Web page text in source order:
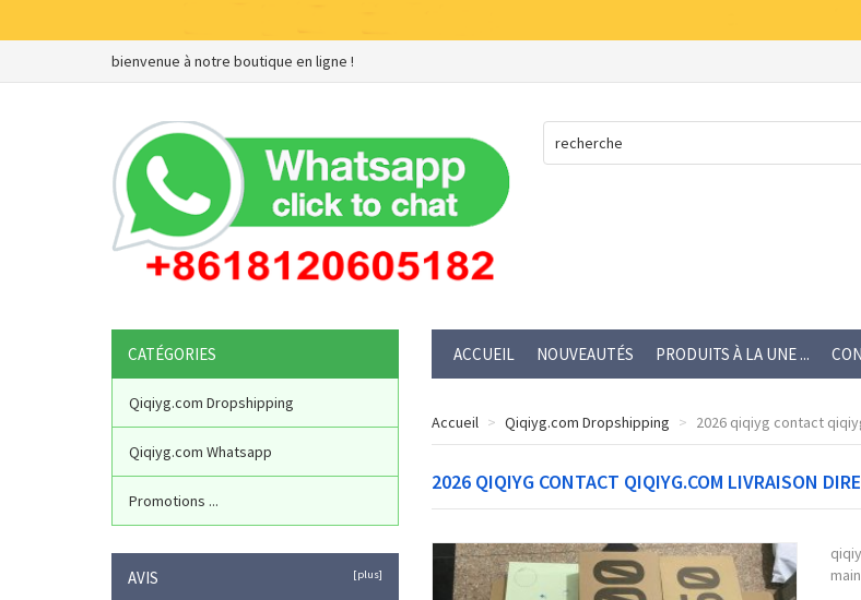
bienvenue à notre boutique en ligne !
ACCUEIL NOUVEAUTÉS PRODUITS À LA UNE ...
Accueil Qiqiyg.com Dropshipping 2026 qiqiyg contact
2026 QIQIYG CONTACT QIQIYG.COM LIVRAISON
CATÉGORIES
Qiqiyg.com Dropshipping
Qiqiyg.com Whatsapp
Promotions ...
AVIS [plus]